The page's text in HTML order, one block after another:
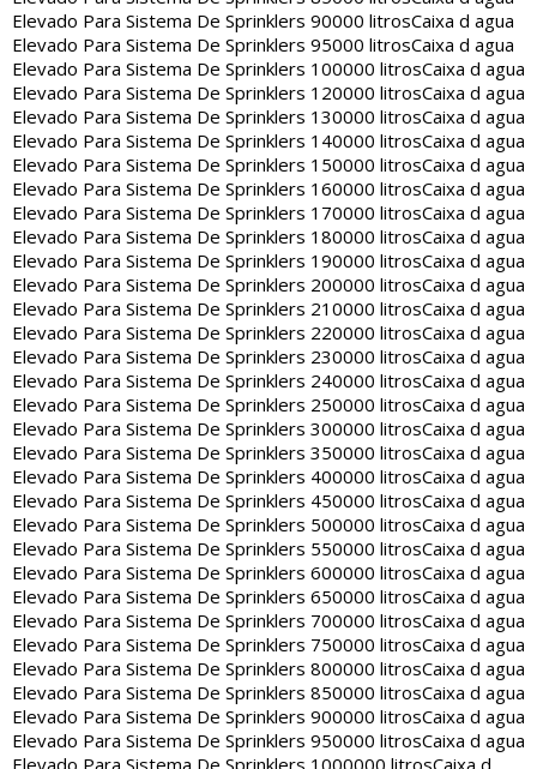
Elevado Para Sistema De Sprinklers 90000 litrosCaixa d agua
Elevado Para Sistema De Sprinklers 95000 litrosCaixa d agua
Elevado Para Sistema De Sprinklers 100000 litrosCaixa d agua
Elevado Para Sistema De Sprinklers 120000 litrosCaixa d agua
Elevado Para Sistema De Sprinklers 130000 litrosCaixa d agua
Elevado Para Sistema De Sprinklers 140000 litrosCaixa d agua
Elevado Para Sistema De Sprinklers 150000 litrosCaixa d agua
Elevado Para Sistema De Sprinklers 160000 litrosCaixa d agua
Elevado Para Sistema De Sprinklers 170000 litrosCaixa d agua
Elevado Para Sistema De Sprinklers 180000 litrosCaixa d agua
Elevado Para Sistema De Sprinklers 190000 litrosCaixa d agua
Elevado Para Sistema De Sprinklers 200000 litrosCaixa d agua
Elevado Para Sistema De Sprinklers 210000 litrosCaixa d agua
Elevado Para Sistema De Sprinklers 220000 litrosCaixa d agua
Elevado Para Sistema De Sprinklers 230000 litrosCaixa d agua
Elevado Para Sistema De Sprinklers 240000 litrosCaixa d agua
Elevado Para Sistema De Sprinklers 250000 litrosCaixa d agua
Elevado Para Sistema De Sprinklers 300000 litrosCaixa d agua
Elevado Para Sistema De Sprinklers 350000 litrosCaixa d agua
Elevado Para Sistema De Sprinklers 400000 litrosCaixa d agua
Elevado Para Sistema De Sprinklers 450000 litrosCaixa d agua
Elevado Para Sistema De Sprinklers 500000 litrosCaixa d agua
Elevado Para Sistema De Sprinklers 550000 litrosCaixa d agua
Elevado Para Sistema De Sprinklers 600000 litrosCaixa d agua
Elevado Para Sistema De Sprinklers 650000 litrosCaixa d agua
Elevado Para Sistema De Sprinklers 700000 litrosCaixa d agua
Elevado Para Sistema De Sprinklers 750000 litrosCaixa d agua
Elevado Para Sistema De Sprinklers 800000 litrosCaixa d agua
Elevado Para Sistema De Sprinklers 850000 litrosCaixa d agua
Elevado Para Sistema De Sprinklers 900000 litrosCaixa d agua
Elevado Para Sistema De Sprinklers 950000 litrosCaixa d agua